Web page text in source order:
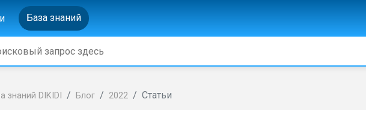
База знаний
знаний DIKIDI Блог 2022 Статьи